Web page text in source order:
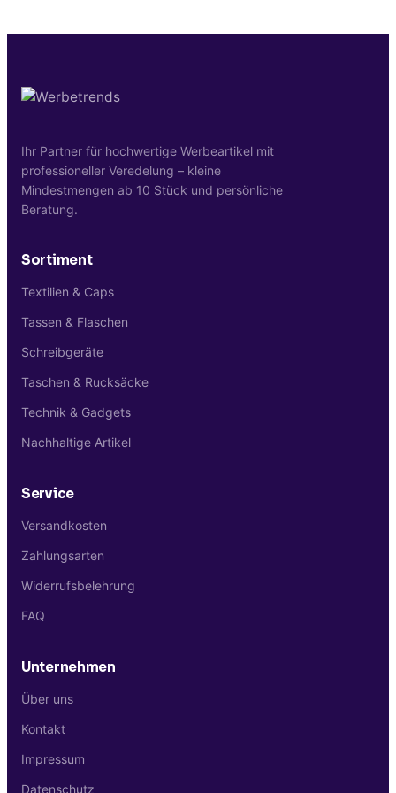
Marken oder Universitäts-Streuartikel
Ihr Partner für hochwertige Werbeartikel mit
professioneller Veredelung – kleine
Mindestmengen ab 10 Stück und persönliche
Beratung.
Sortiment
Textilien & Caps
Tassen & Flaschen
Schreibgeräte
Taschen & Rucksäcke
Technik & Gadgets
Nachhaltige Artikel
Service
Versandkosten
Zahlungsarten
Widerrufsbelehrung
FAQ
Unternehmen
Über uns
Kontakt
Impressum
Datenschutz